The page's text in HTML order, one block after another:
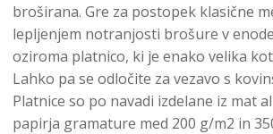
broširana. Gre za postopek klasične
lepljenjem notranjosti brošure v
oziroma platnico, ki je enako velika
Lahko pa se odločite za vezavo s
Platnice so po navadi izdelane iz mat
papirja gramature med 200 g/m2 in